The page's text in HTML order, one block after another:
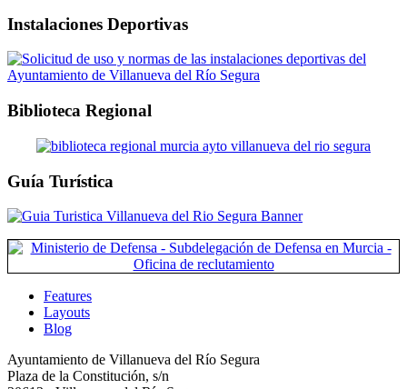
Instalaciones Deportivas
Biblioteca Regional
Guía Turística
Features
Layouts
Blog
Ayuntamiento de Villanueva del Río Segura
Plaza de la Constitución, s/n